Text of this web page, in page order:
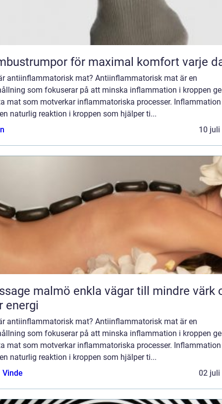
för maximal komfort varje
antiinflammatorisk mat? Antiinflammatorisk mat är en
som fokuserar på att minska inflammation i kroppen
mat som motverkar inflammatoriska processer.
naturlig reaktion i kroppen som hjälper ti...
10 juli
enkla vägar till mindre värk och
energi
antiinflammatorisk mat? Antiinflammatorisk mat är en
som fokuserar på att minska inflammation i kroppen
mat som motverkar inflammatoriska processer.
naturlig reaktion i kroppen som hjälper ti...
Vinde
02 juli